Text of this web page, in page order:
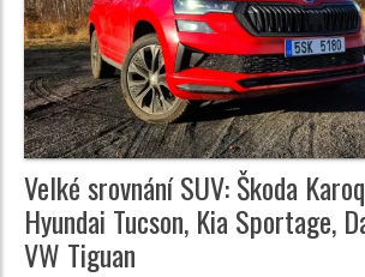
Velké srovnání SUV: Škoda
Hyundai Tucson, Kia Sportage,
VW Tiguan